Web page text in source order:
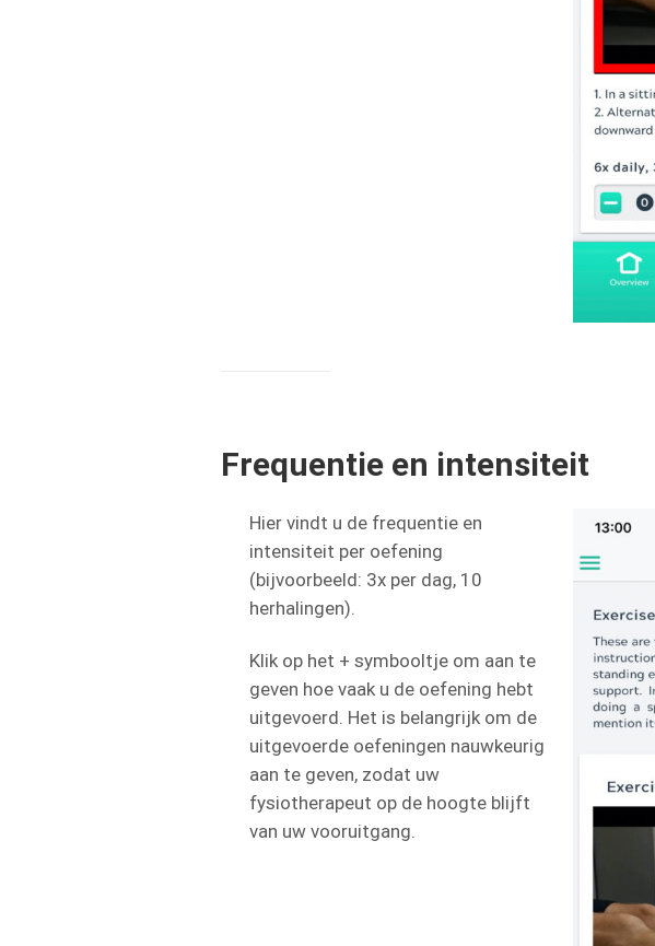
Frequentie en intensiteit
Hier vindt u de frequentie en
intensiteit per oefening
(bijvoorbeeld: 3x per dag, 10
herhalingen).
Klik op het + symbooltje om aan te
geven hoe vaak u de oefening hebt
uitgevoerd. Het is belangrijk om de
uitgevoerde oefeningen nauwkeurig
aan te geven, zodat uw
fysiotherapeut op de hoogte blijft
van uw vooruitgang.